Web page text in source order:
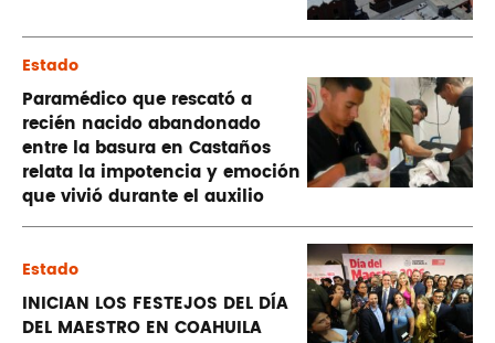
Estado
Paramédico que rescató a
recién nacido abandonado
entre la basura en Castaños
relata la impotencia y emoción
que vivió durante el auxilio
Estado
INICIAN LOS FESTEJOS DEL DÍA
DEL MAESTRO EN COAHUILA